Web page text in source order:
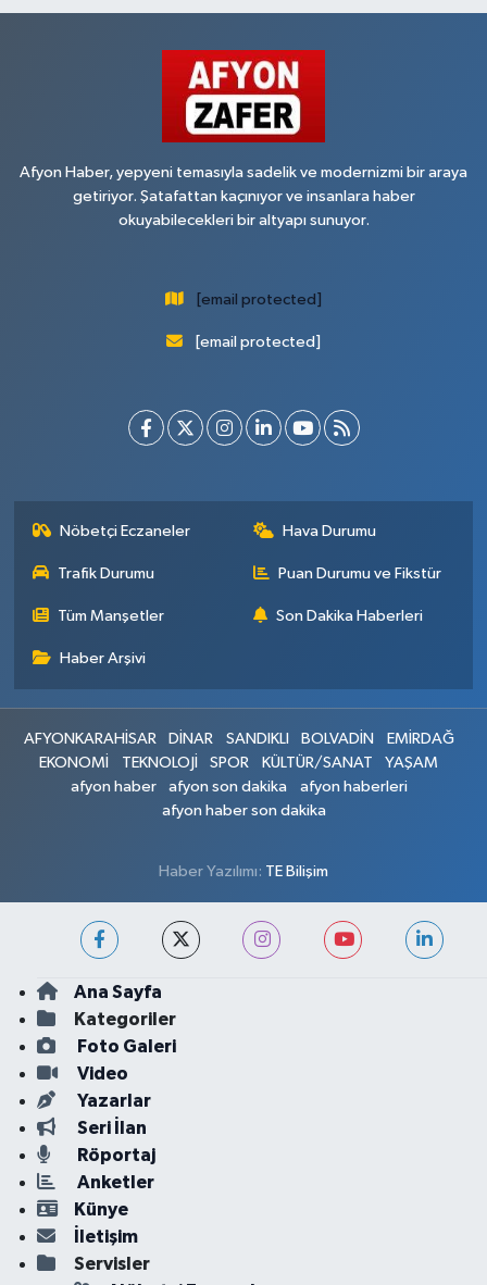
Afyon Haber, yepyeni temasıyla sadelik ve modernizmi bir araya
getiriyor. Şatafattan kaçınıyor ve insanlara haber
okuyabilecekleri bir altyapı sunuyor.
[email protected]
[email protected]
Nöbetçi Eczaneler Hava Durumu
Trafik Durumu Puan Durumu ve Fikstür
Tüm Manşetler Son Dakika Haberleri
Haber Arşivi
AFYONKARAHİSAR DİNAR SANDIKLI BOLVADİN
EMİRDAĞ
EKONOMİ
TEKNOLOJİ SPOR KÜLTÜR/SANAT
YAŞAM
afyon haber
afyon son dakika
afyon haberleri
afyon haber son dakika
Haber Yazılımı: TE Bilişim
Ana Sayfa
Kategoriler
Foto Galeri
Video
Yazarlar
Seri İlan
Röportaj
Anketler
Künye
İletişim
Servisler